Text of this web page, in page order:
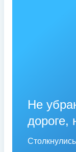
Не
дороге,